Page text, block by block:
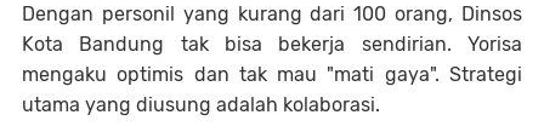
Dengan personil yang kurang dari 100 orang, Dinsos
Kota Bandung tak bisa bekerja sendirian. Yorisa
mengaku optimis dan tak mau "mati gaya". Strategi
utama yang diusung adalah kolaborasi.